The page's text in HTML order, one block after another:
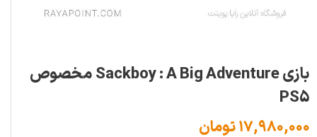
بازی Sackboy : A Big Adventure مخصوص
PS5
۱۷,۹۸۰,۰۰۰ تومان